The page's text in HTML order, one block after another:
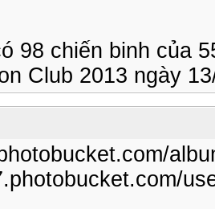
98 chiến binh của
Club 2013 ngày